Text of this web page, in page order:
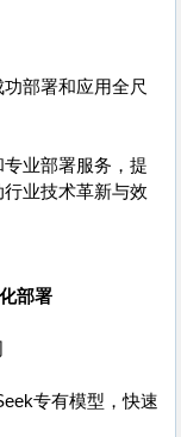
部署和应用全尺
业部署服务，提
业技术革新与效
部署
专有模型，快速